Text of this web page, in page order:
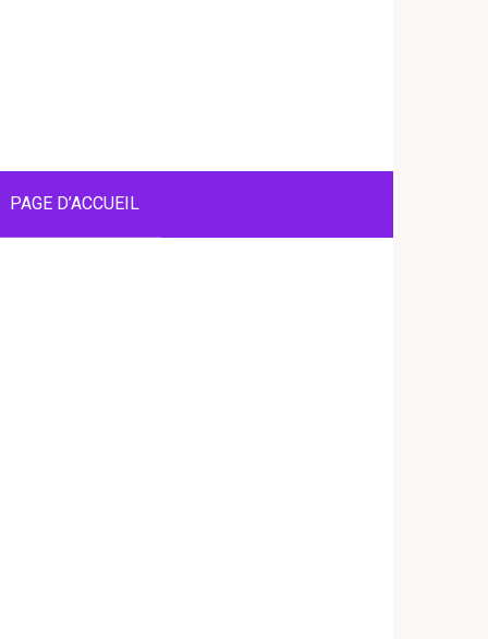
PAGE D’ACCUEIL